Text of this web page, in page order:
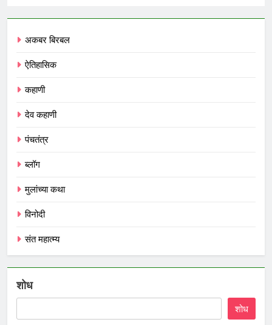
अकबर बिरबल
ऐतिहासिक
कहाणी
देव कहाणी
पंचतंत्र
ब्लॉग
मुलांच्या कथा
विनोदी
संत महात्म्य
शोध
शोध